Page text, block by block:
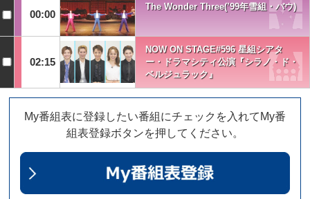
00:00
The Wonder Three(’99年雪組・バウ)
02:15
NOW ON STAGE#596 星組シアタ
ー・ドラマシティ公演『シラノ・ド・
ベルジュラック』
My番組表に登録したい番組にチェックを入れてMy番
組表登録ボタンを押してください。